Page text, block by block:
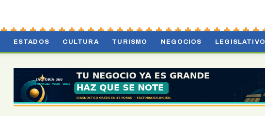
ESTADOS CULTURA TURISMO NEGOCIOS LEGISLATIVO